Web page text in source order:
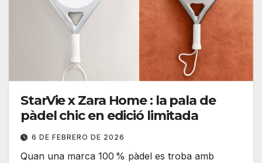
StarVie x Zara Home : la pala de
pàdel chic en edició limitada
6 DE FEBRERO DE 2026
Quan una marca 100 % pàdel es troba amb